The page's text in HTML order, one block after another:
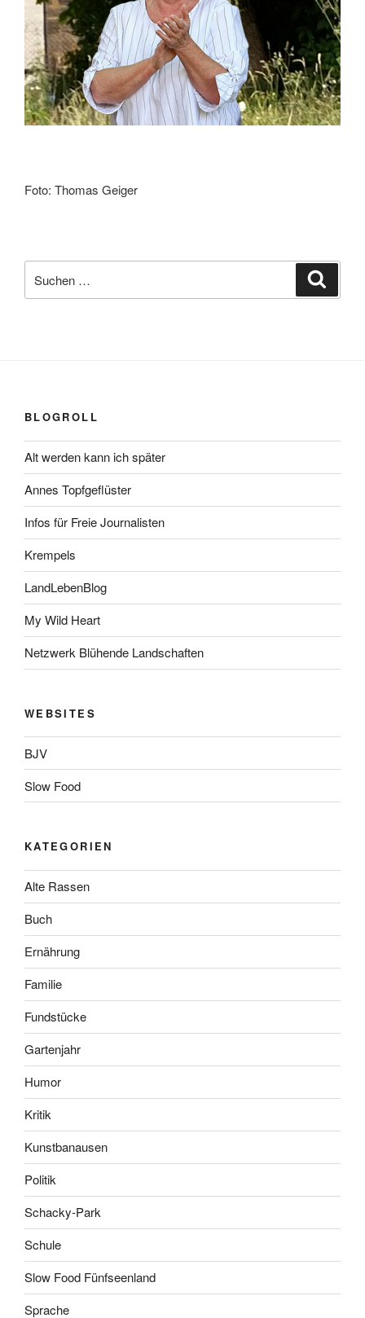
Foto: Thomas Geiger
nach:
BLOGROLL
Alt werden kann ich später
Annes Topfgeflüster
Infos für Freie Journalisten
Krempels
LandLebenBlog
My Wild Heart
Netzwerk Blühende Landschaften
WEBSITES
BJV
Slow Food
KATEGORIEN
Alte Rassen
Buch
Ernährung
Familie
Fundstücke
Gartenjahr
Humor
Kritik
Kunstbanausen
Politik
Schacky-Park
Schule
Slow Food Fünfseenland
Sprache